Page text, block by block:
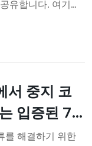
유합니다. 여기가
서 중지 코
입증된 7
를 해결하기 위한